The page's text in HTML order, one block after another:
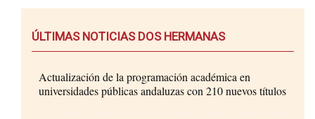
ÚLTIMAS NOTICIAS DOS HERMANAS
Actualización de la programación académica en
universidades públicas andaluzas con 210 nuevos títulos